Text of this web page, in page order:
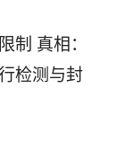
制 真相：
检测与封